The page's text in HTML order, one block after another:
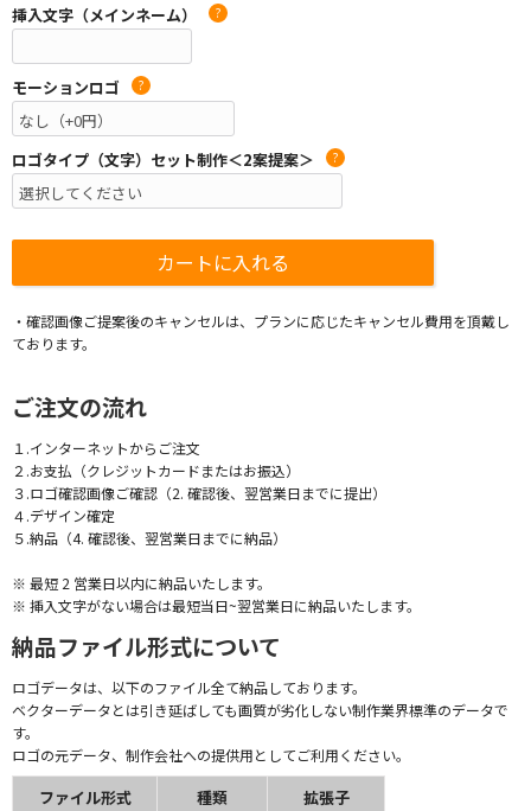
挿入文字（メインネーム） ?
モーションロゴ ?
ロゴタイプ（文字）セット制作＜2案提案＞ ?
・確認画像ご提案後のキャンセルは、プランに応じたキャンセル費用を頂戴し
ております。
ご注文の流れ
１.インターネットからご注文
２.お支払（クレジットカードまたはお振込）
３.ロゴ確認画像ご確認（2. 確認後、翌営業日までに提出）
４.デザイン確定
５.納品（4. 確認後、翌営業日までに納品）
※ 最短 2 営業日以内に納品いたします。
※ 挿入文字がない場合は最短当日~翌営業日に納品いたします。
納品ファイル形式について
ロゴデータは、以下のファイル全て納品しております。
ベクターデータとは引き延ばしても画質が劣化しない制作業界標準のデータで
す。
ロゴの元データ、制作会社への提供用としてご利用ください。
ファイル形式 種類
拡張子